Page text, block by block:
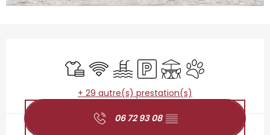
Draps et linge
WiFi PiscineParkingTerrasseAnimaux
+ 29 autre(s) prestation(s)
06 72 93 08 ▒▒